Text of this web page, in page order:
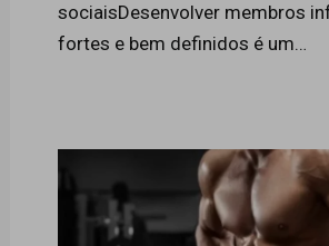
sociaisDesenvolver membros
fortes e bem definidos é um…